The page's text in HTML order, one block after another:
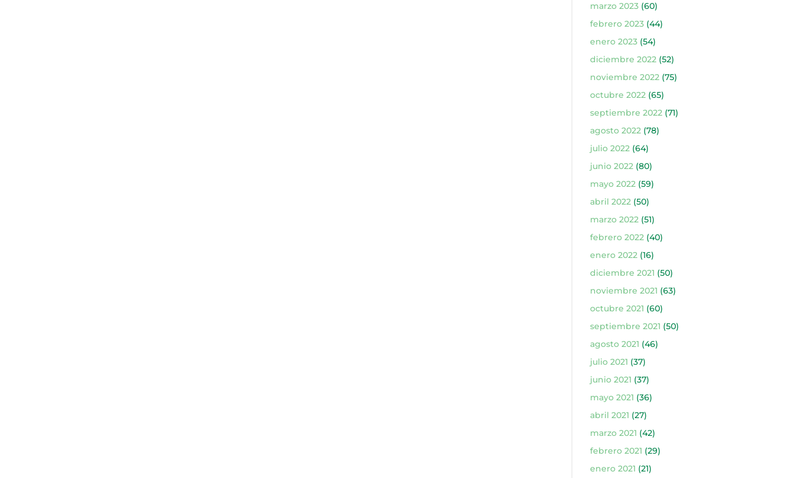
marzo 2023(60)
febrero 2023(44)
enero 2023(54)
diciembre 2022(52)
noviembre 2022(75)
octubre 2022(65)
septiembre 2022(71)
agosto 2022(78)
julio 2022(64)
junio 2022(80)
mayo 2022(59)
abril 2022(50)
marzo 2022(51)
febrero 2022(40)
enero 2022(16)
diciembre 2021 (50)
noviembre 2021 (63)
octubre 2021 (60)
septiembre 2021 (50)
agosto 2021 (46)
julio 2021 (37)
junio 2021 (37)
mayo 2021 (36)
abril 2021 (27)
marzo 2021 (42)
febrero 2021 (29)
enero 2021 (21)